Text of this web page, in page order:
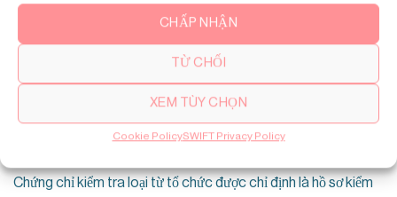
CHẤP NHẬN
TỪ CHỐI
XEM TÙY CHỌN
Cookie PolicySWIFT Privacy Policy
liệu sau từ BỎ ĐOẠN NÀY ĐI nhà cung cấp trước khi đưa ra
Tuyên bố Phù hợp CE (Declaration of Conformity) là là tài liệu
cần thiết và quan trọng nhất. Nó xác định sản phẩm cụ thể, các
tiêu chuẩn đã được chứng nhận, tổ chức được chỉ định đã thực
hiện đánh giá sự phù hợp và số chứng chỉ.
Chứng chỉ kiểm tra loại từ tổ chức được chỉ định là hồ sơ kiểm